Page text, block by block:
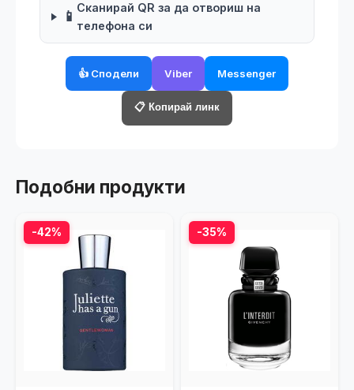
📱
Сканирай QR за да отвориш на
телефона си
👍 Сподели Viber Messenger
📋 Копирай линк
Подобни продукти
-42% -35%